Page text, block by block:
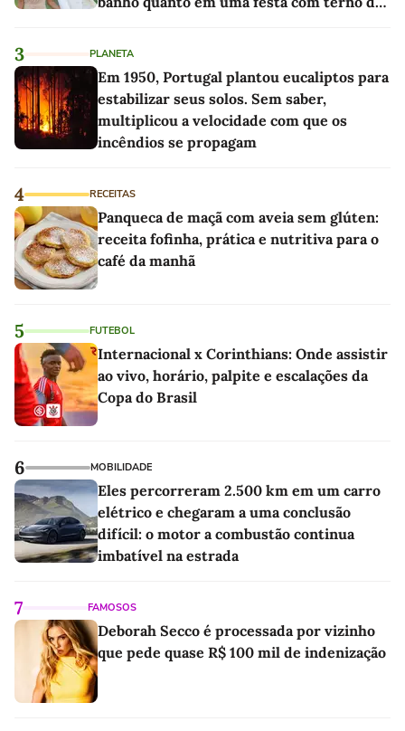
3 PLANETA
Em 1950, Portugal plantou eucaliptos para
estabilizar seus solos. Sem saber,
multiplicou a velocidade com que os
incêndios se propagam
4 RECEITAS
Panqueca de maçã com aveia sem glúten:
receita fofinha, prática e nutritiva para o
café da manhã
5 FUTEBOL
Internacional x Corinthians: Onde assistir
ao vivo, horário, palpite e escalações da
Copa do Brasil
6 MOBILIDADE
Eles percorreram 2.500 km em um carro
elétrico e chegaram a uma conclusão
difícil: o motor a combustão continua
imbatível na estrada
7 FAMOSOS
Deborah Secco é processada por vizinho
que pede quase R$ 100 mil de indenização